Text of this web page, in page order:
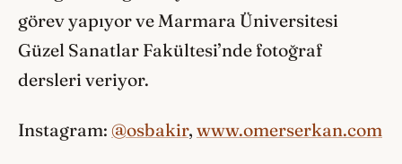
görev yapıyor ve Marmara Üniversitesi
Güzel Sanatlar Fakültesi’nde fotoğraf
dersleri veriyor.
Instagram: @osbakir, www.omerserkan.com